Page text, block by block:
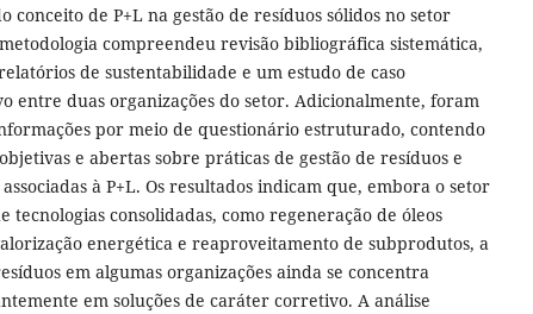
conceito de P+L na gestão de resíduos sólidos no setor
compreendeu revisão bibliográfica sistemática,
de sustentabilidade e um estudo de caso
entre duas organizações do setor. Adicionalmente, foram
por meio de questionário estruturado, contendo
e abertas sobre práticas de gestão de resíduos e
à P+L. Os resultados indicam que, embora o setor
tecnologias consolidadas, como regeneração de óleos
energética e reaproveitamento de subprodutos, a
em algumas organizações ainda se concentra
em soluções de caráter corretivo. A análise